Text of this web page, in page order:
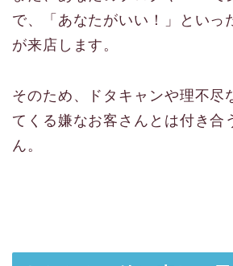
で、「あなたがいい！」といっ
が来店します。
そのため、ドタキャンや理不尽
てくる嫌なお客さんとは付き合
ん。